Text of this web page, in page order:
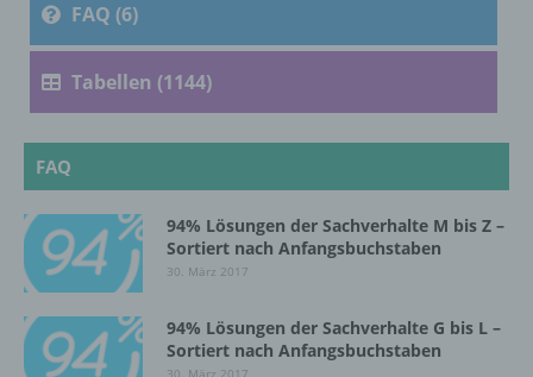
FAQ (6)
Tabellen (1144)
FAQ
94% Lösungen der Sachverhalte M bis Z –
Sortiert nach Anfangsbuchstaben
30. März 2017
94% Lösungen der Sachverhalte G bis L –
Sortiert nach Anfangsbuchstaben
30. März 2017
Interessen, Zuverlässigkeit, Verhalten,
Aufenthaltsort oder Ortswechsel dieser
natürlichen Person zu analysieren oder
vorherzusagen.
Pseudonymisierung ist die Verarbeitung
personenbezogener Daten in einer Weise,
auf welche die personenbezogenen Daten
Informationen nicht mehr einer spezifischen
betroffenen Person zugeordnet werden